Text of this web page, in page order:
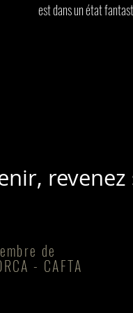
est dans un état
de
- CAFTA